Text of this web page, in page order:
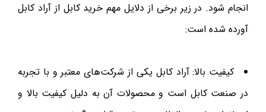
انجام شود. در زیر برخی از دلایل مهم خرید کابل از آراد کابل
آورده شده است:
کیفیت بالا: آراد کابل یکی از شرکت‌های معتبر و با تجربه
در صنعت کابل است و محصولات آن به دلیل کیفیت بالا و